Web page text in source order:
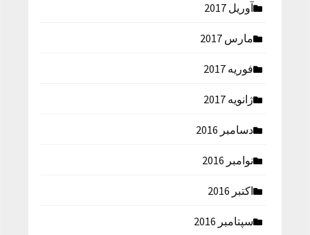
آوریل 2017
مارس 2017
فوریه 2017
ژانویه 2017
دسامبر 2016
نوامبر 2016
اکتبر 2016
سپتامبر 2016